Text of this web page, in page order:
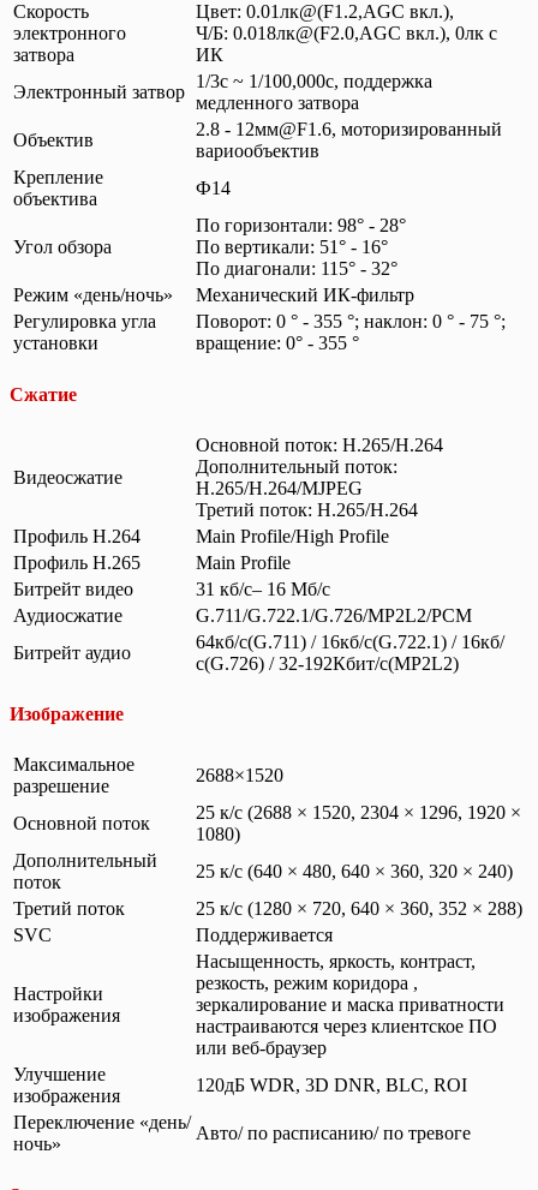
Скорость
электронного
затвора
Цвет: 0.01лк@(F1.2,AGC вкл.),
Ч/Б: 0.018лк@(F2.0,AGC вкл.), 0лк с
ИК
Электронный затвор
1/3с ~ 1/100,000с, поддержка
медленного затвора
Объектив
2.8 - 12мм@F1.6, моторизированный
вариообъектив
Крепление
объектива
Ф14
Угол обзора
По горизонтали: 98° - 28°
По вертикали: 51° - 16°
По диагонали: 115° - 32°
Режим «день/ночь»
Механический ИК-фильтр
Регулировка угла
установки
Поворот: 0 ° - 355 °; наклон: 0 ° - 75 °;
вращение: 0° - 355 °
Сжатие
Видеосжатие
Основной поток: H.265/H.264
Дополнительный поток:
H.265/H.264/MJPEG
Третий поток: H.265/H.264
Профиль H.264
Main Profile/High Profile
Профиль H.265
Main Profile
Битрейт видео
31 кб/с– 16 Мб/с
Аудиосжатие
G.711/G.722.1/G.726/MP2L2/PCM
Битрейт аудио
64кб/с(G.711) / 16кб/с(G.722.1) / 16кб/
с(G.726) / 32-192Кбит/с(MP2L2)
Изображение
Максимальное
разрешение
2688×1520
Основной поток
25 к/с (2688 × 1520, 2304 × 1296, 1920 ×
1080)
Дополнительный
поток
25 к/с (640 × 480, 640 × 360, 320 × 240)
Третий поток
25 к/с (1280 × 720, 640 × 360, 352 × 288)
SVC
Поддерживается
Настройки
изображения
Насыщенность, яркость, контраст,
резкость, режим коридора ,
зеркалирование и маска приватности
настраиваются через клиентское ПО
или веб-браузер
Улучшение
изображения
120дБ WDR, 3D DNR, BLC, ROI
Переключение «день/
ночь»
Авто/ по расписанию/ по тревоге